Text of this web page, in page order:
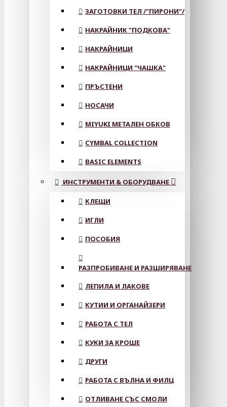
ЗАГОТОВКИ ТЕЛ /"ПИРОНИ"/
НАКРАЙНИК "ПОДКОВА"
НАКРАЙНИЦИ
НАКРАЙНИЦИ "ЧАШКА"
ПРЪСТЕНИ
НОСАЧИ
MIYUKI МЕТАЛЕН ОБКОВ
CYMBAL COLLECTION
BASIC ELEMENTS
ИНСТРУМЕНТИ & ОБОРУДВАНЕ
КЛЕЩИ
ИГЛИ
ПОСОБИЯ
РАЗПРОБИВАНЕ И РАЗШИРЯВАНЕ
ЛЕПИЛА И ЛАКОВЕ
КУТИИ И ОРГАНАЙЗЕРИ
РАБОТА С ТЕЛ
КУКИ ЗА КРОШЕ
ДРУГИ
РАБОТА С ВЪЛНА И ФИЛЦ
ОТЛИВАНЕ СЪС СМОЛИ